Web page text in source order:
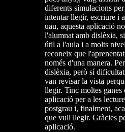
diferents simulacions
intentar llegir, escriure i
uau, aquesta aplicació
l'alumnat amb dislèxia,
útil a l'aula i a molts
reconeix que
només d'una manera.
dislèxia, però sí
van revisar la vista
llegir. Tinc moltes ganes
aplicació per a les
postgrau i, finalment,
que vull llegir. Gràcies
aplicació.